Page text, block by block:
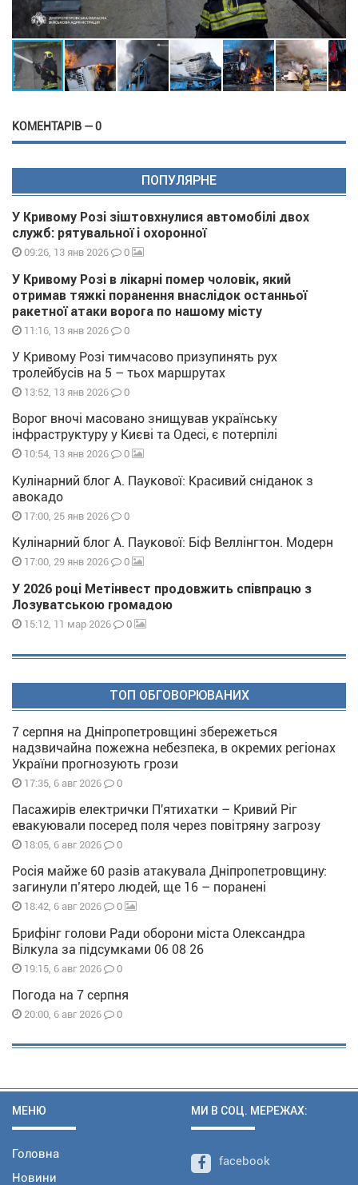
КОМЕНТАРІВ — 0
ПОПУЛЯРНЕ
У Кривому Розі зіштовхнулися автомобілі двох
служб: рятувальної і охоронної
09:26, 13 янв 2026 0
У Кривому Розі в лікарні помер чоловік, який
отримав тяжкі поранення внаслідок останньої
ракетної атаки ворога по нашому місту
11:16, 13 янв 2026 0
У Кривому Розі тимчасово призупинять рух
тролейбусів на 5 – тьох маршрутах
13:52, 13 янв 2026 0
Ворог вночі масовано знищував українську
інфраструктуру у Києві та Одесі, є потерпілі
10:54, 13 янв 2026 0
Кулінарний блог А. Паукової: Красивий сніданок з
авокадо
17:00, 25 янв 2026 0
Кулінарний блог А. Паукової: Біф Веллінгтон. Модерн
17:00, 29 янв 2026 0
У 2026 році Метінвест продовжить співпрацю з
Лозуватською громадою
15:12, 11 мар 2026 0
ТОП ОБГОВОРЮВАНИХ
7 серпня на Дніпропетровщині збережеться
надзвичайна пожежна небезпека, в окремих регіонах
України прогнозують грози
17:35, 6 авг 2026 0
Пасажирів електрички П'ятихатки – Кривий Ріг
евакуювали посеред поля через повітряну загрозу
18:05, 6 авг 2026 0
Росія майже 60 разів атакувала Дніпропетровщину:
загинули п’ятеро людей, ще 16 – поранені
18:42, 6 авг 2026 0
Брифінг голови Ради оборони міста Олександра
Вілкула за підсумками 06 08 26
19:15, 6 авг 2026 0
Погода на 7 серпня
20:00, 6 авг 2026 0
МЕНЮ
Головна
Новини
МИ В СОЦ. МЕРЕЖАХ:
facebook